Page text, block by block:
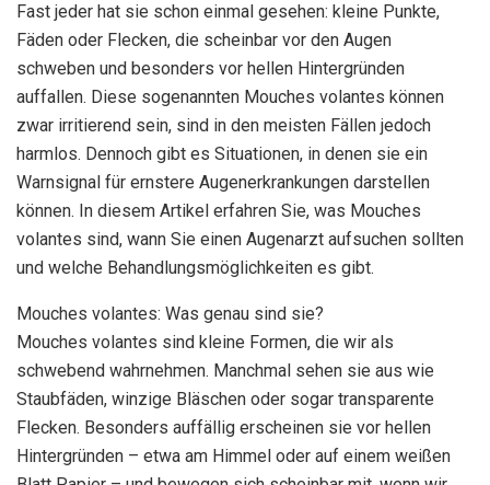
Fast jeder hat sie schon einmal gesehen: kleine Punkte,
Fäden oder Flecken, die scheinbar vor den Augen
schweben und besonders vor hellen Hintergründen
auffallen. Diese sogenannten Mouches volantes können
zwar irritierend sein, sind in den meisten Fällen jedoch
harmlos. Dennoch gibt es Situationen, in denen sie ein
Warnsignal für ernstere Augenerkrankungen darstellen
können. In diesem Artikel erfahren Sie, was Mouches
volantes sind, wann Sie einen Augenarzt aufsuchen sollten
und welche Behandlungsmöglichkeiten es gibt.
Mouches volantes: Was genau sind sie?
Mouches volantes sind kleine Formen, die wir als
schwebend wahrnehmen. Manchmal sehen sie aus wie
Staubfäden, winzige Bläschen oder sogar transparente
Flecken. Besonders auffällig erscheinen sie vor hellen
Hintergründen – etwa am Himmel oder auf einem weißen